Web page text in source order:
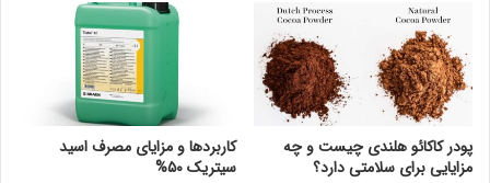
پودر کاکائو هلندی چیست و چه
مزایایی برای سلامتی دارد؟
کاربردها و مزایای مصرف اسید
سیتریک ۵۰%